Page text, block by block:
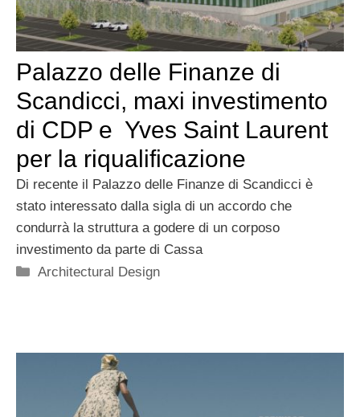
Palazzo delle Finanze di
Scandicci, maxi investimento
di CDP e Yves Saint Laurent
per la riqualificazione
Di recente il Palazzo delle Finanze di Scandicci è
stato interessato dalla sigla di un accordo che
condurrà la struttura a godere di un corposo
investimento da parte di Cassa
Categorie
Architectural Design